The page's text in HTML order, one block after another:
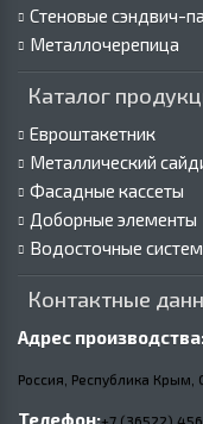
Стеновые сэндвич-
Металлочерепица
Каталог
Евроштакетник
Металлический
Фасадные кассеты
Доборные элементы
Водосточные
Контактные
Адрес
Россия, Республика
Телефон: